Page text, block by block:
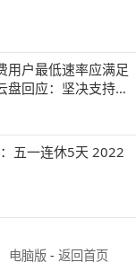
用户最低速率应满足
盘回应：坚决支持，
五一连休5天 2022
电脑版- 返回首页